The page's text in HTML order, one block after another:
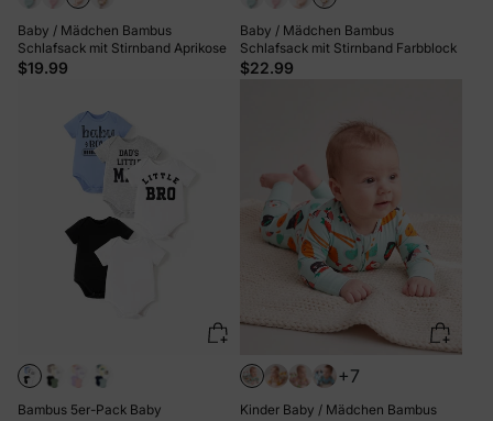
Baby / Mädchen Bambus
Schlafsack mit Stirnband Aprikose
$19.99
Baby / Mädchen Bambus
Schlafsack mit Stirnband Farbblock
$22.99
Bambus 5er-Pack Baby
+7
Kinder Baby / Mädchen Bambus